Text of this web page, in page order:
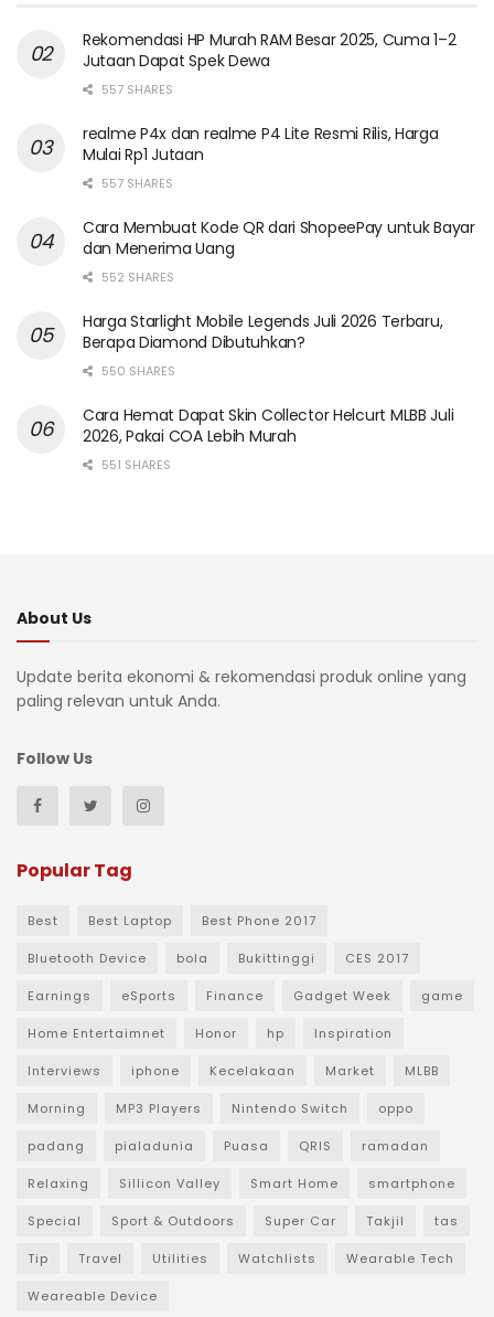
Rekomendasi HP Murah RAM Besar 2025, Cuma 1–2
Jutaan Dapat Spek Dewa
557 SHARES
realme P4x dan realme P4 Lite Resmi Rilis, Harga
Mulai Rp1 Jutaan
557 SHARES
Cara Membuat Kode QR dari ShopeePay untuk Bayar
dan Menerima Uang
552 SHARES
Harga Starlight Mobile Legends Juli 2026 Terbaru,
Berapa Diamond Dibutuhkan?
550 SHARES
Cara Hemat Dapat Skin Collector Helcurt MLBB Juli
2026, Pakai COA Lebih Murah
551 SHARES
About Us
Update berita ekonomi & rekomendasi produk online yang
paling relevan untuk Anda.
Follow Us
Popular Tag
Best Best Laptop Best Phone 2017
Bluetooth Device bola Bukittinggi CES 2017
Earnings eSports Finance Gadget Week game
Home Entertaimnet Honor hp Inspiration
Interviews iphone Kecelakaan Market MLBB
Morning MP3 Players Nintendo Switch oppo
padang pialadunia Puasa QRIS ramadan
Relaxing Sillicon Valley Smart Home smartphone
Special Sport & Outdoors Super Car Takjil tas
Tip Travel Utilities Watchlists Wearable Tech
Weareable Device